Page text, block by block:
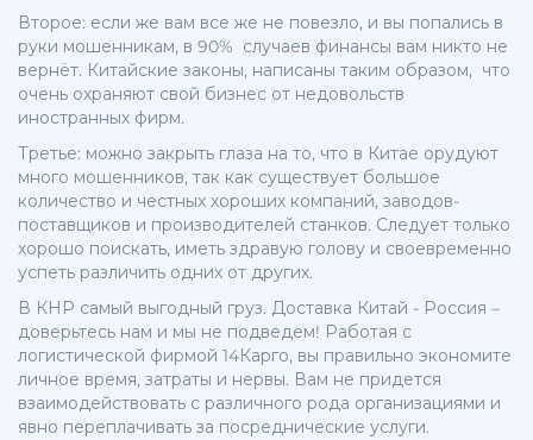
Второе: если же вам все же не повезло, и вы попались в
руки мошенникам, в 90% случаев финансы вам никто не
вернёт. Китайские законы, написаны таким образом, что
очень охраняют свой бизнес от недовольств
иностранных фирм.
Третье: можно закрыть глаза на то, что в Китае орудуют
много мошенников, так как существует большое
количество и честных хороших компаний, заводов-
поставщиков и производителей станков. Следует только
хорошо поискать, иметь здравую голову и своевременно
успеть различить одних от других.
В КНР самый выгодный груз. Доставка Китай - Россия –
доверьтесь нам и мы не подведем! Работая с
логистической фирмой 14Карго, вы правильно экономите
личное время, затраты и нервы. Вам не придется
взаимодействовать с различного рода организациями и
явно переплачивать за посреднические услуги.